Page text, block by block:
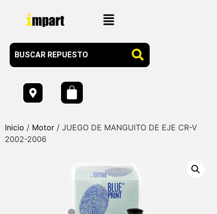
Inicio / Motor / JUEGO DE MANGUITO DE EJE CR-V
2002-2006